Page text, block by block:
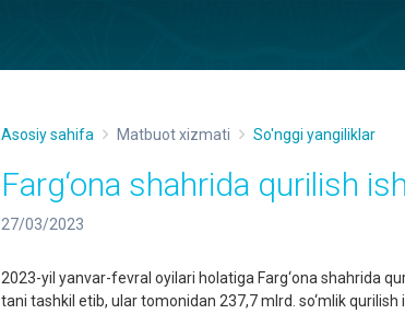
Asosiy sahifa Matbuot xizmati So'nggi yangiliklar
Farg‘ona shahrida qurilish
27/03/2023
2023-yil yanvar-fevral oyilari holatiga Farg‘ona shahrida
tani tashkil etib, ular tomonidan 237,7 mlrd. so‘mlik